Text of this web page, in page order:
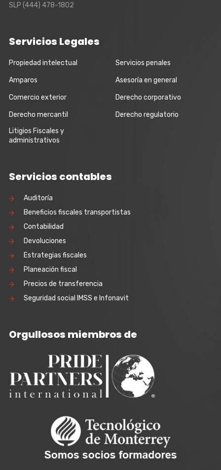
SLP (444) 478-1802
Servicios Legales
Propiedad intelectual Servicios penales
Amparos Asesoría en general
Comercio exterior Derecho corporativo
Derecho mercantil
Derecho regulatorio
Litigios Fiscales y
administrativos
Servicios contables
Auditoría
Beneficios fiscales transportistas
Contabilidad
Devoluciones
Estrategias fiscales
Planeación fiscal
Precios de transferencia
Seguridad social IMSS e Infonavit
Orgullosos miembros de